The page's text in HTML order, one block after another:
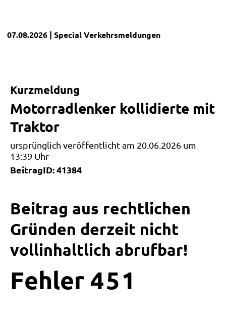
07.08.2026 | SpecialVerkehrsmeldungen
Kurzmeldung
Motorradlenker kollidierte mit
Traktor
ursprünglich veröffentlicht am 20.06.2026 um
13:39 Uhr
BeitragID: 41384
Beitrag aus rechtlichen
Gründen derzeit nicht
vollinhaltlich abrufbar!
Fehler 4 5 1